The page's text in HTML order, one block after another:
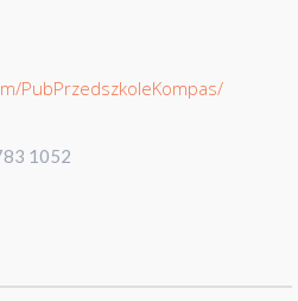
PubPrzedszkoleKompas/
1052